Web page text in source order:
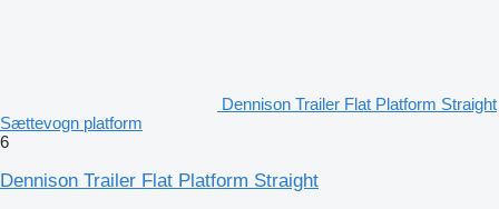
Dennison Trailer Flat Platform Straight
Sættevogn platform
6
Dennison Trailer Flat Platform Straight